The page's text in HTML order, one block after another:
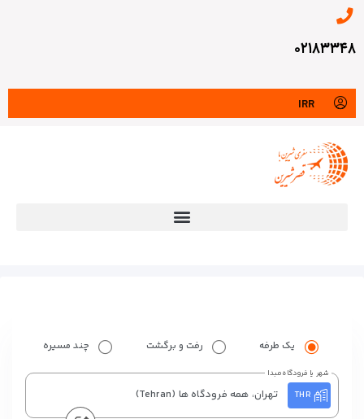
۰۲۱۸۳۳۴۸
IRR
یک طرفه رفت و برگشت چند مسیره
THR تهران، همه فرودگاه ها (Tehran)
شهر یا فرودگاه مبدا